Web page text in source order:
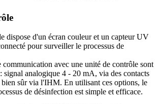
dispose d'un écran couleur et un capteur UV
pour surveiller le processus de
communication avec une unité de contrôle sont
signal analogique 4 - 20 mA, via des contacts
bien sûr via l'IHM. En utilisant ces options, le
de désinfection est simple et efficace.